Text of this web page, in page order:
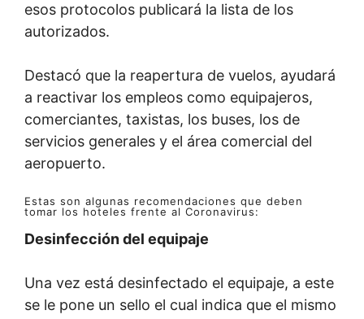
esos protocolos publicará la lista de los
autorizados.
Destacó que la reapertura de vuelos, ayudará
a reactivar los empleos como equipajeros,
comerciantes, taxistas, los buses, los de
servicios generales y el área comercial del
aeropuerto.
Estas son algunas recomendaciones que deben
tomar los hoteles frente al Coronavirus:
Desinfección del equipaje
Una vez está desinfectado el equipaje, a este
se le pone un sello el cual indica que el mismo